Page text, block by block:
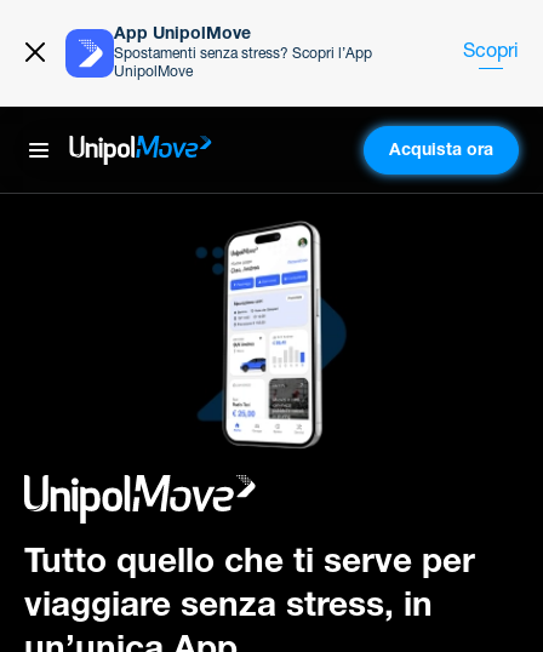
App UnipolMove
Spostamenti senza stress? Scopri l’App
UnipolMove
Scopri
UnipolMove Acquista ora
Tutto quello che ti serve per
viaggiare senza stress, in